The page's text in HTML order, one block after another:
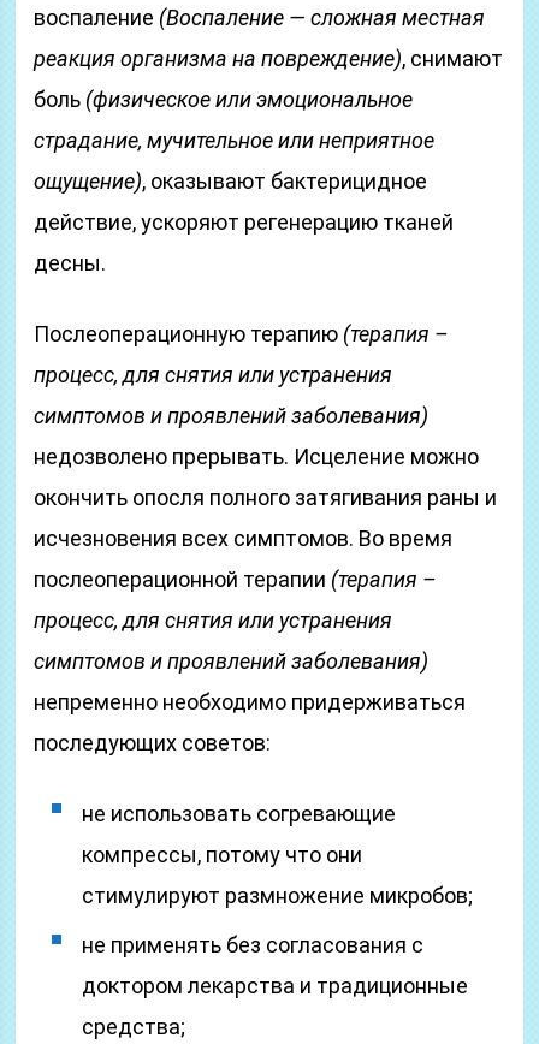
воспаление (Воспаление — сложная местная
реакция организма на повреждение), снимают
боль (физическое или эмоциональное
страдание, мучительное или неприятное
ощущение), оказывают бактерицидное
действие, ускоряют регенерацию тканей
десны.
Послеоперационную терапию (терапия –
процесс, для снятия или устранения
симптомов и проявлений заболевания)
недозволено прерывать. Исцеление можно
окончить опосля полного затягивания раны и
исчезновения всех симптомов. Во время
послеоперационной терапии (терапия –
процесс, для снятия или устранения
симптомов и проявлений заболевания)
непременно необходимо придерживаться
последующих советов:
не использовать согревающие
компрессы, потому что они
стимулируют размножение микробов;
не применять без согласования с
доктором лекарства и традиционные
средства;